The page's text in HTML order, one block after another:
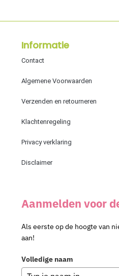
Informatie
Contact
Algemene Voorwaarden
Verzenden en retourneren
Klachtenregeling
Privacy verklaring
Disclaimer
Aanmelden voor
Als eerste op de hoogte van
aan!
Volledige naam